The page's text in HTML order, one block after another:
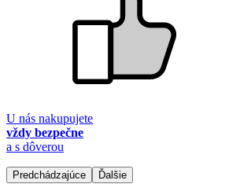
U nás nakupujete
vždy bezpečne
a s dôverou
Predchádzajúce Ďalšie